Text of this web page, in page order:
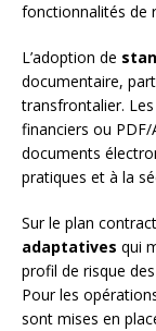
fonctionnalités de
L’adoption de
documentaire,
transfrontalier.
financiers ou PDF/
documents
pratiques et à la
Sur le plan
adaptatives qui
profil de risque
Pour les
sont mises en